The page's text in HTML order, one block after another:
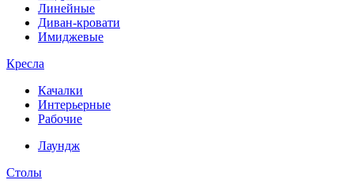
Линейные
Диван-кровати
Имиджевые
Кресла
Качалки
Интерьерные
Рабочие
Лаундж
Столы